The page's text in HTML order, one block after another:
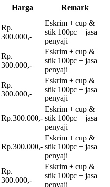
Harga Remark
Rp.
300.000,-
Eskrim + cup &
stik 100pc + jasa
penyaji
Rp.
300.000,-
Eskrim + cup &
stik 100pc + jasa
penyaji
Rp.
300.000,-
Eskrim + cup &
stik 100pc + jasa
penyaji
Rp.300.000,-
Eskrim + cup &
stik 100pc + jasa
penyaji
Rp.300.000,-
Eskrim + cup &
stik 100pc + jasa
penyaji
Rp.
300.000,-
Eskrim + cup &
stik 100pc + jasa
penyaji